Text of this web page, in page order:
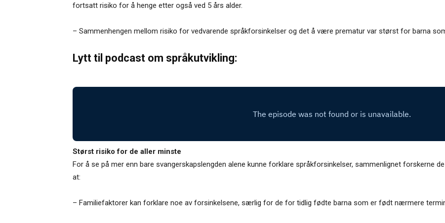
fortsatt risiko for å henge etter også ved 5 års alder.
– Sammenhengen mellom risiko for vedvarende språkforsinkelser og det å være prematur var størst for barna
Lytt til podcast om språkutvikling:
Størst risiko for de aller minste
For å se på mer enn bare svangerskapslengden alene kunne forklare språkforsinkelser, sammenlignet forskerne
at:
– Familiefaktorer kan forklare noe av forsinkelsene, særlig for de for tidlig fødte barna som er født nærmere